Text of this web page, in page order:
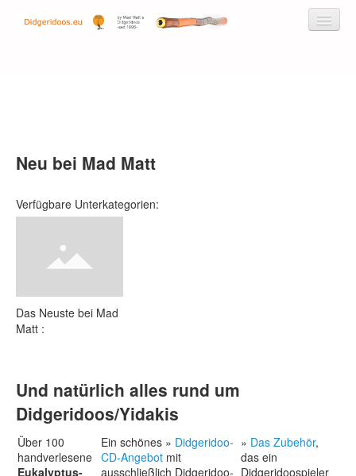
Didgeridoo-Musik-CDs
Zubehör
Workshops
Newsletter
Warenkorb
Neu bei Mad Matt
Verfügbare Unterkategorien:
Das Neuste bei Mad
Matt :
Und natürlich alles rund um
Didgeridoos/Yidakis
Über 100
handverlesene
Eukalyptus-
Ein schönes » Didgeridoo-
CD-Angebot mit
ausschließlich Didgeridoo-
» Das Zubehör,
das ein
Didgeridoospieler